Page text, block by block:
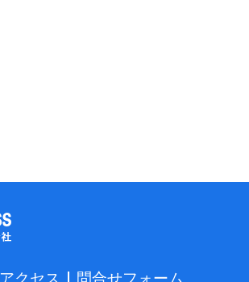
アクセス 問合せフォーム